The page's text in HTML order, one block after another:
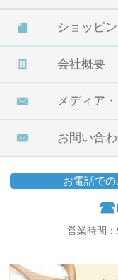
ショッピ
会社概要
メディア
お問い合
お電話での
営業時間：